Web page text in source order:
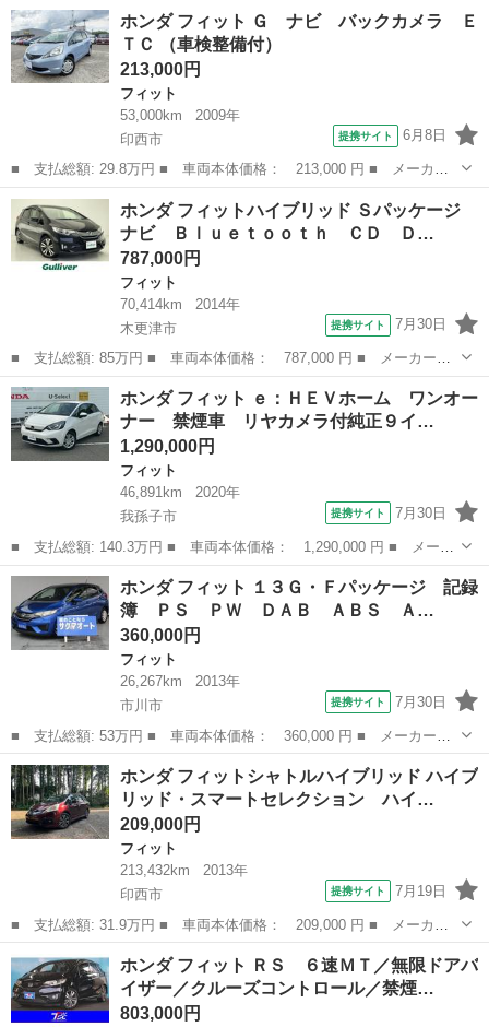
ネス ＥＴＣ 純正ナビ フルセグＴＶ Ｂｌｕｅｔｏｏｔｈ バッ
クカメラ プッ...
千葉 八千代市 フィット
ホンダ フィット Ｇ ナビ バックカメラ Ｅ
ＴＣ （車検整備付）
213,000円
フィット
53,000km
2009年
印西市
提携サイト 6月8日
■ 支払総額: 29.8万円 ■ 車両本体価格： 213,000 円 ■ メーカー
名： ホンダ ■ 車種名： フィット ■ グレード名： Ｇ ナビ
バックカメラ ＥＴＣ ■ 排気量： 1300cc ■ ドア枚数： 5D ■...
千葉 印西市 フィット
ホンダ フィットハイブリッド Ｓパッケージ
ナビ Ｂｌｕｅｔｏｏｔｈ ＣＤ Ｄ…
787,000円
フィット
70,414km
2014年
木更津市
提携サイト 7月30日
■ 支払総額: 85万円 ■ 車両本体価格： 787,000 円 ■ メーカー
名： ホンダ ■ 車種名： フィットハイブリッド ■ グレード
名： Ｓパッケージ ナビ Ｂｌｕｅｔｏｏｔｈ ＣＤ ＤＶＤ Ｕ
ＳＢ ＨＤＭＩ バッ...
千葉 木更津市 フィット
ホンダ フィット ｅ：ＨＥＶホーム ワンオー
ナー 禁煙車 リヤカメラ付純正９イ…
1,290,000円
フィット
46,891km
2020年
我孫子市
提携サイト 7月30日
■ 支払総額: 140.3万円 ■ 車両本体価格： 1,290,000 円 ■ メーカ
ー名： ホンダ ■ 車種名： フィット ■ グレード名： ｅ：ＨＥ
Ｖホーム ワンオーナー 禁煙車 リヤカメラ付純正９インチナビ
ホンダセ...
千葉 我孫子市 フィット
ホンダ フィット １３Ｇ・Ｆパッケージ 記録
簿 ＰＳ ＰＷ ＤＡＢ ＡＢＳ Ａ…
360,000円
フィット
26,267km
2013年
市川市
提携サイト 7月30日
■ 支払総額: 53万円 ■ 車両本体価格： 360,000 円 ■ メーカー
名： ホンダ ■ 車種名： フィット ■ グレード名： １３Ｇ・Ｆ
パッケージ 記録簿 ＰＳ ＰＷ ＤＡＢ ＡＢＳ ＡＣ ＩＳＯ－
ＦＩＸアンカー ...
千葉 市川市 フィット
ホンダ フィットシャトルハイブリッド ハイブ
リッド・スマートセレクション ハイ…
209,000円
フィット
213,432km
2013年
印西市
提携サイト 7月19日
■ 支払総額: 31.9万円 ■ 車両本体価格： 209,000 円 ■ メーカー
名： ホンダ ■ 車種名： フィットシャトルハイブリッド ■ グレ
ード名： ハイブリッド・スマートセレクション ハイブリッド Ｅ
ＴＣ オート...
千葉 印西市 フィット
ホンダ フィット ＲＳ ６速ＭＴ／無限ドアバ
イザー／クルーズコントロール／禁煙…
803,000円